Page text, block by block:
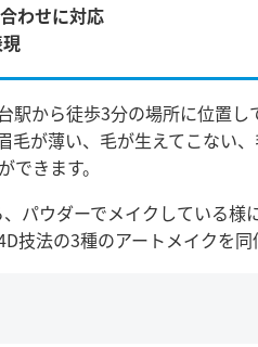
わせに対応
駅から徒歩3分の場所に位置し
毛が薄い、毛が生えてこない
できます。
パウダーでメイクしている
技法の3種のアートメイクを同